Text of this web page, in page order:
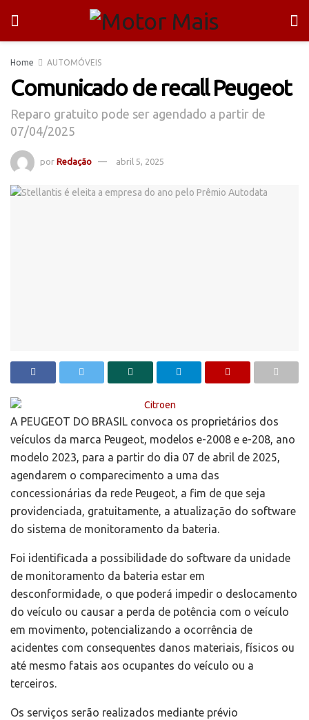
Home AUTOMÓVEIS
Comunicado de recall Peugeot
Reparo gratuito pode ser agendado a partir de
07/04/2025
por Redação abril 5, 2025
A PEUGEOT DO BRASIL convoca os proprietários dos
veículos da marca Peugeot, modelos e-2008 e e-208, ano
modelo 2023, para a partir do dia 07 de abril de 2025,
agendarem o comparecimento a uma das
concessionárias da rede Peugeot, a fim de que seja
providenciada, gratuitamente, a atualização do software
do sistema de monitoramento da bateria.
Foi identificada a possibilidade do software da unidade
de monitoramento da bateria estar em
desconformidade, o que poderá impedir o deslocamento
do veículo ou causar a perda de potência com o veículo
em movimento, potencializando a ocorrência de
acidentes com consequentes danos materiais, físicos ou
até mesmo fatais aos ocupantes do veículo ou a
terceiros.
Os serviços serão realizados mediante prévio